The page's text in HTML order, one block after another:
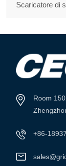
Scaricatore di
Room
+86-